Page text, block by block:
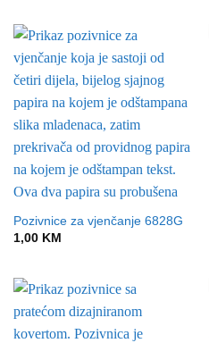
Pozivnice za vjenčanje 6828G
1,00 KM